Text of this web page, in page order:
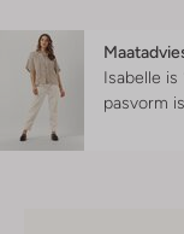
Isabelle is
pasvorm is